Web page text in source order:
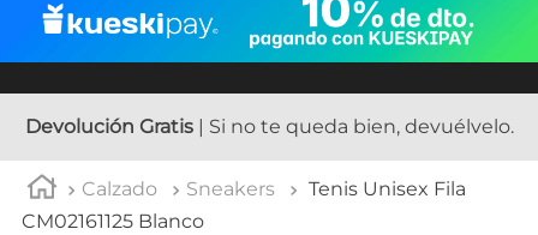
Devolución Gratis| Si no te queda bien, devuélvelo.
Calzado Sneakers
Tenis Unisex Fila
CM02161125 Blanco
1.
tenis mujer
tenis hombre
5. tenis niña